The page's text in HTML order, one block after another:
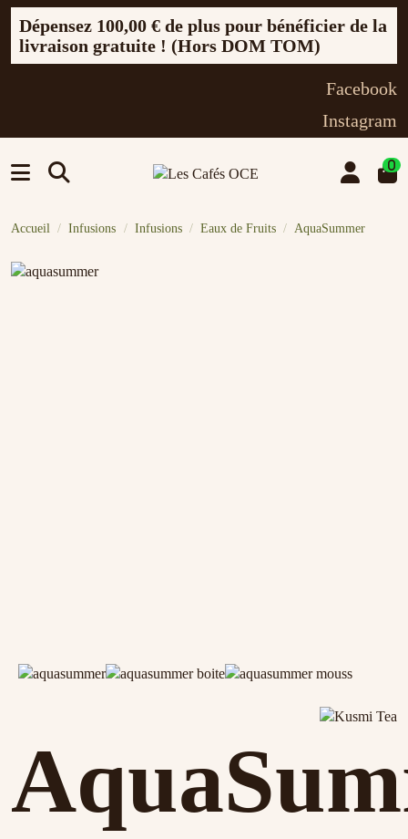
Dépensez 100,00 € de plus pour bénéficier de la
livraison gratuite ! (Hors DOM TOM)
Facebook
Instagram
0
Accueil Infusions Infusions Eaux de Fruits AquaSummer